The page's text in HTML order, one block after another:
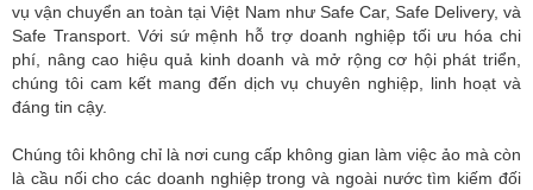
vụ vận chuyển an toàn tại Việt Nam như Safe Car, Safe Delivery, và
Safe Transport. Với sứ mệnh hỗ trợ doanh nghiệp tối ưu hóa chi
phí, nâng cao hiệu quả kinh doanh và mở rộng cơ hội phát triển,
chúng tôi cam kết mang đến dịch vụ chuyên nghiệp, linh hoạt và
đáng tin cậy.
Chúng tôi không chỉ là nơi cung cấp không gian làm việc ảo mà còn
là cầu nối cho các doanh nghiệp trong và ngoài nước tìm kiếm đối